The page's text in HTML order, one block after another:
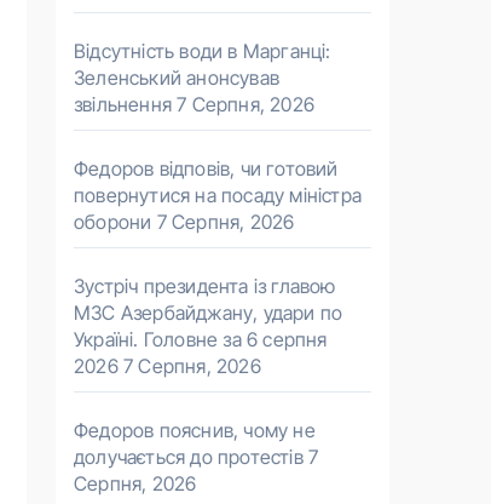
Відсутність води в Марганці:
Зеленський анонсував
звільнення 7 Серпня, 2026
Федоров відповів, чи готовий
повернутися на посаду міністра
оборони 7 Серпня, 2026
Зустріч президента із главою
МЗС Азербайджану, удари по
Україні. Головне за 6 серпня
2026 7 Серпня, 2026
Федоров пояснив, чому не
долучається до протестів 7
Серпня, 2026